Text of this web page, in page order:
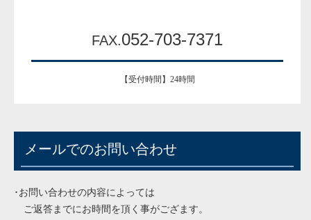
FAX.052-703-7371
【受付時間】24時間
メールでのお問い合わせ
･お問い合わせの内容によっては
ご返答までにお時間を頂く事がござます。